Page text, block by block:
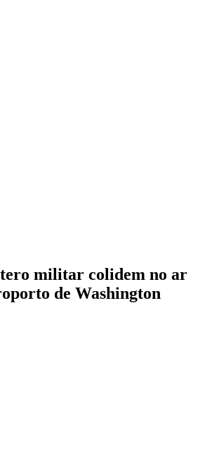
militar colidem no ar
de Washington